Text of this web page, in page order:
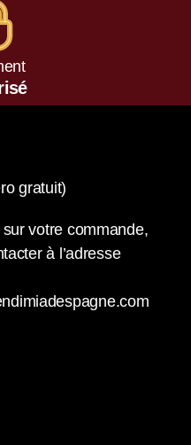
gratuit)
votre commande,
à l’adresse